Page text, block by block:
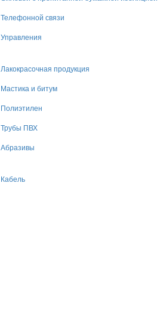
Телефонной связи
Управления
Лакокрасочная продукция
Мастика и битум
Полиэтилен
Трубы ПВХ
Абразивы
Кабель